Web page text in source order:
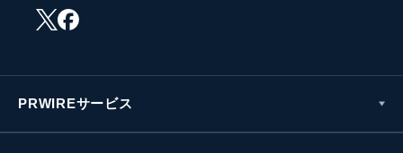
PRWIREサービス